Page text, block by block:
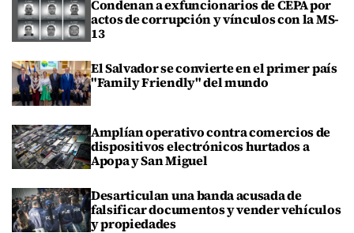
Condenan a exfuncionarios de CEPA por
actos de corrupción y vínculos con la MS-
13
El Salvador se convierte en el primer país
"Family Friendly" del mundo
Amplían operativo contra comercios de
dispositivos electrónicos hurtados a
Apopa y San Miguel
Desarticulan una banda acusada de
falsificar documentos y vender vehículos
y propiedades